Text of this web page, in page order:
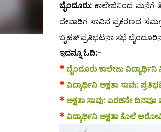
ಬೈಂದೂರು:ಕಾಲೇಜಿನಿಂದ ಮನೆಗೆ
ದೇವಾಡಿಗ ಸಾವಿನ ಪ್ರಕರಣದ
ಬೃಹತ್ ಪ್ರತಿಭಟನಾ ಸಭೆ
ಇದನ್ನೂ ಓದಿ:-
* ಬೈಂದೂರು ಕಾಲೇಜು
* ವಿದ್ಯಾರ್ಥಿನಿ ಅಕ್ಷತಾ ಸಾವು:
* ಅಕ್ಷತಾ ಸಾವು: ಎರಡನೇ
* ವಿದ್ಯಾರ್ಥಿನಿ ಅಕ್ಷತಾ ಕೊಲೆ